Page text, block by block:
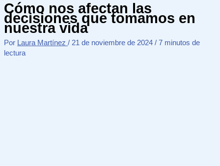
Cómo nos afectan las
decisiones que tomamos en
nuestra vida
Por Laura Martínez / 21 de noviembre de 2024 / 7 minutos de
lectura